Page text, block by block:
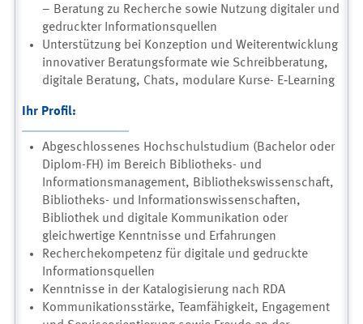
– Beratung zu Recherche sowie Nutzung digitaler und
gedruckter Informationsquellen
Unterstützung bei Konzeption und Weiterentwicklung
innovativer Beratungsformate wie Schreibberatung,
digitale Beratung, Chats, modulare Kurse- E‑Learning
Ihr Profil:
Abgeschlossenes Hochschulstudium (Bachelor oder
Diplom-FH) im Bereich Bibliotheks- und
Informationsmanagement, Bibliothekswissenschaft,
Bibliotheks- und Informationswissenschaften,
Bibliothek und digitale Kommunikation oder
gleichwertige Kenntnisse und Erfahrungen
Recherchekompetenz für digitale und gedruckte
Informationsquellen
Kenntnisse in der Katalogisierung nach RDA
Kommunikationsstärke, Teamfähigkeit, Engagement